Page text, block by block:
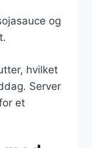
og
hvilket
Server
et